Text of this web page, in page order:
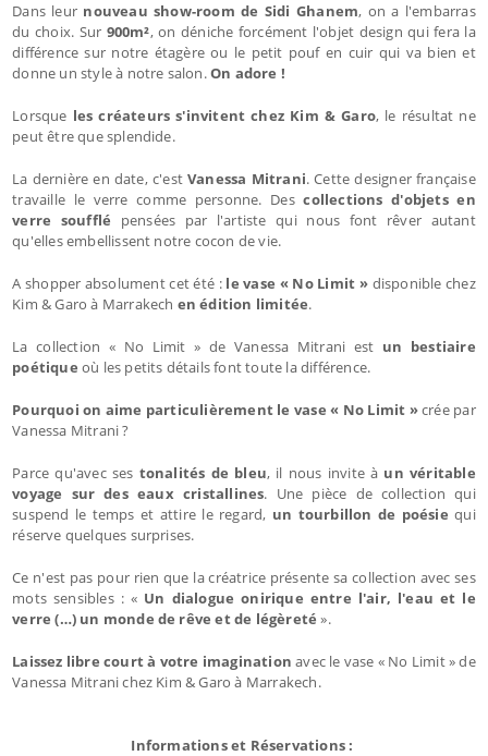
Dans leur nouveau show-room de Sidi Ghanem, on a l'embarras
du choix. Sur 900m², on déniche forcément l'objet design qui fera la
différence sur notre étagère ou le petit pouf en cuir qui va bien et
donne un style à notre salon.On adore !
Lorsque les créateurs s'invitent chez Kim & Garo, le résultat ne
peut être que splendide.
La dernière en date, c'estVanessa Mitrani. Cette designer française
travaille le verre comme personne. Descollections d'objets en
verre soufflé pensées par l'artiste qui nous font rêver autant
qu'elles embellissent notre cocon de vie.
A shopper absolument cet été :le vase « No Limit »disponible chez
Kim & Garo à Marrakech en édition limitée.
La collection « No Limit » de Vanessa Mitrani est un bestiaire
poétique où les petits détails font toute la différence.
Pourquoi on aime particulièrement le vase « No Limit »crée par
Vanessa Mitrani ?
Parce qu'avec ses tonalités de bleu, il nous invite à un véritable
voyage sur des eaux cristallines. Une pièce de collection qui
suspend le temps et attire le regard, un tourbillon de poésie qui
réserve quelques surprises.
Ce n'est pas pour rien que la créatrice présente sa collection avec ses
mots sensibles : « Un dialogue onirique entre l'air, l'eau et le
verre (…) un monde de rêve et de légèreté ».
Laissez libre court à votre imaginationavec le vase « No Limit » de
Vanessa Mitrani chez Kim & Garo à Marrakech.
Informations et Réservations :